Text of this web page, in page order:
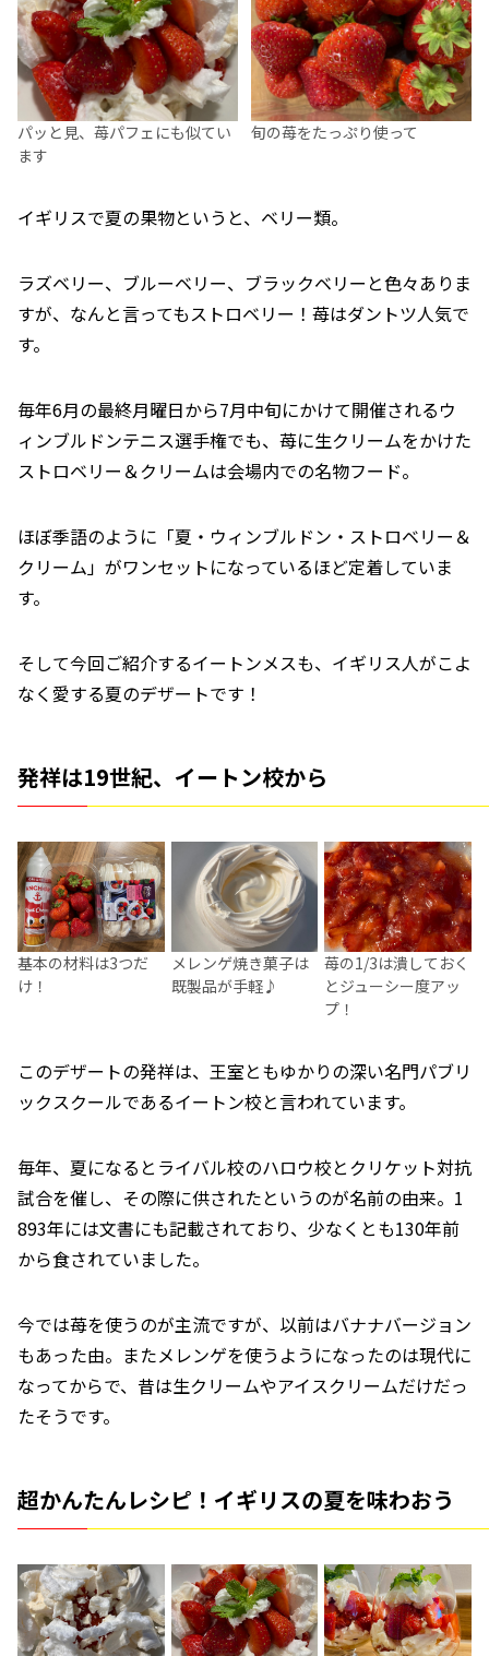
パッと見、苺パフェにも似てい
ます
旬の苺をたっぷり使って
イギリスで夏の果物というと、ベリー類。
ラズベリー、ブルーベリー、ブラックベリーと色々ありま
すが、なんと言ってもストロベリー！苺はダントツ人気で
す。
毎年6月の最終月曜日から7月中旬にかけて開催されるウ
ィンブルドンテニス選手権でも、苺に生クリームをかけた
ストロベリー＆クリームは会場内での名物フード。
ほぼ季語のように「夏・ウィンブルドン・ストロベリー＆
クリーム」がワンセットになっているほど定着していま
す。
そして今回ご紹介するイートンメスも、イギリス人がこよ
なく愛する夏のデザートです！
発祥は19世紀、イートン校から
基本の材料は3つだ
け！
メレンゲ焼き菓子は
既製品が手軽♪
苺の1/3は潰しておく
とジューシー度アッ
プ！
このデザートの発祥は、王室ともゆかりの深い名門パブリ
ックスクールであるイートン校と言われています。
毎年、夏になるとライバル校のハロウ校とクリケット対抗
試合を催し、その際に供されたというのが名前の由来。1
893年には文書にも記載されており、少なくとも130年前
から食されていました。
今では苺を使うのが主流ですが、以前はバナナバージョン
もあった由。またメレンゲを使うようになったのは現代に
なってからで、昔は生クリームやアイスクリームだけだっ
たそうです。
超かんたんレシピ！イギリスの夏を味わおう